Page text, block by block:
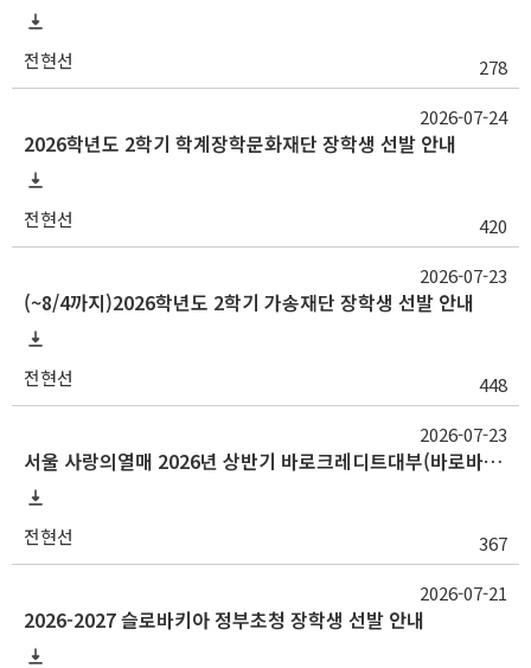
전현선 278
2026학년도 2학기 학계장학문화재단 장학생 선발 안내
전현선 420
2026-07-24
(~8/4까지)2026학년도 2학기 가송재단 장학생 선발 안내
전현선 448
2026-07-23
서울 사랑의열매 2026년 상반기 바로크레디트대부(바로바로론) 사랑나눔장학금
전현선 367
2026-07-23
2026-2027 슬로바키아 정부초청 장학생 선발 안내
2026-07-21